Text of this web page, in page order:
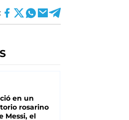
en un
rosarino
Messi, el